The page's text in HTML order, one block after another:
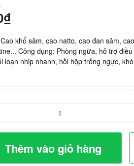
khổ sâm, cao natto, cao đan sâm,
Công dụng: Phòng ngừa, hỗ trợ
loạn nhịp nhanh, hồi hộp trống ngực,
Thêm vào giỏ hàng